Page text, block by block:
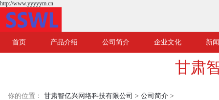
http://www.yyyyym.cn
首页 产品介绍 公司简介 企业文化 新
甘肃
你的位置： 甘肃智亿兴网络科技有限公司 > 公司简介 >